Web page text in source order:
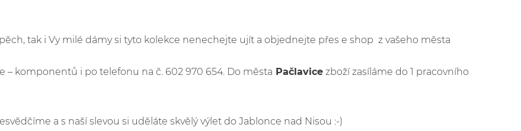
tak i Vy milé dámy si tyto kolekce nenechejte ujít a objednejte přes e shop z vašeho města
komponentů i po telefonu na č. 602 970 654. Do města Pačlavice zboží zasíláme do 1 pracovního
a s naší slevou si uděláte skvělý výlet do Jablonce nad Nisou :-)